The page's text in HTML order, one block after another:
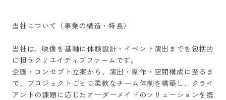
当社について（事業の構造・特長）
当社は、映像を基軸に体験設計・イベント演出までを包括的
に担うクリエイティブファームです。
企画・コンセプト立案から、演出・制作・空間構成に至るま
で、プロジェクトごとに柔軟なチーム体制を構築し、クライ
アントの課題に応じたオーダーメイドのソリューションを提